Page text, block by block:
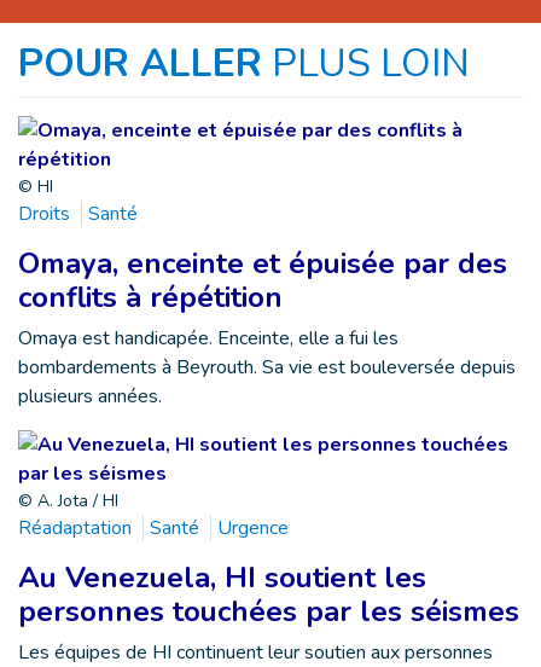
POUR ALLER PLUS LOIN
© HI
Droits Santé
Omaya, enceinte et épuisée par des
conflits à répétition
Omaya est handicapée. Enceinte, elle a fui les
bombardements à Beyrouth. Sa vie est bouleversée depuis
plusieurs années.
© A. Jota / HI
Réadaptation Santé Urgence
Au Venezuela, HI soutient les
personnes touchées par les séismes
Les équipes de HI continuent leur soutien aux personnes